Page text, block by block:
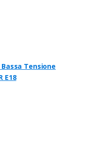
Tensione
E18